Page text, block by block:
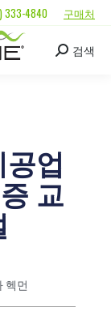
333-4840 구매처
검색
업
교
헥먼